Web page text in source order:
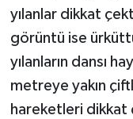
yılanlar dikkat
görüntü ise
yılanların dansı
metreye yakın
hareketleri